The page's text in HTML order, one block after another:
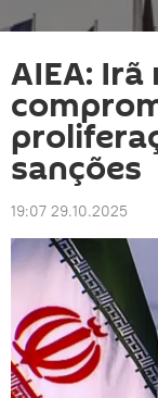
AIEA:
sanções
19:07 29.10.2025